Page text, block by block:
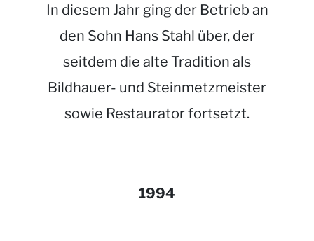
In diesem Jahr ging der Betrieb an
den Sohn Hans Stahl über, der
seitdem die alte Tradition als
Bildhauer- und Steinmetzmeister
sowie Restaurator fortsetzt.
1994